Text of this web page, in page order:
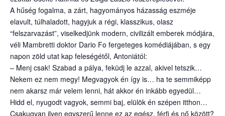
A hűség fogalma, a zárt, hagyományos házasság eszméje
elavult, túlhaladott, hagyjuk a régi, klasszikus, olasz
“felszarvazást”, viselkedjünk modern, civilizált emberek módjára,
véli Mambretti doktor Dario Fo fergeteges komédiájában, s egy
napon zöld utat kap feleségétől, Antoniától:
– Menj csak! Szabad a pálya, feküdj le azzal, akivel tetszik…
Nekem ez nem megy! Megvagyok én így is… ha te semmiképp
nem akarsz már velem lenni, hát akkor én inkább egyedül…
Hidd el, nyugodt vagyok, semmi baj, elülök én szépen itthon…
Csakugyan ilyen egyszerű lenne ez az egész, férfi és nő között?